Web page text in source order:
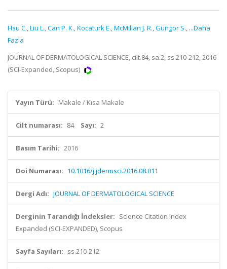
Hsu C.,Liu L.,Can P. K.,Kocaturk E.,McMillan J. R.,Gungor S., ...Daha
Fazla
JOURNAL OF DERMATOLOGICAL SCIENCE, cilt.84, sa.2, ss.210-212, 2016
(SCI-Expanded, Scopus)
Yayın Türü: Makale / Kısa Makale
Cilt numarası: 84 Sayı: 2
Basım Tarihi: 2016
Doi Numarası: 10.1016/j.jdermsci.2016.08.011
Dergi Adı: JOURNAL OF DERMATOLOGICAL SCIENCE
Derginin Tarandığı İndeksler: Science Citation Index
Expanded (SCI-EXPANDED), Scopus
Sayfa Sayıları: ss.210-212